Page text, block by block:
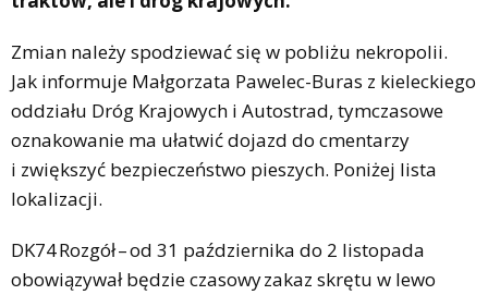
Zmian należy spodziewać się w pobliżu nekropolii.
Jak informuje Małgorzata Pawelec-Buras z kieleckiego
oddziału Dróg Krajowych i Autostrad, tymczasowe
oznakowanie ma ułatwić dojazd do cmentarzy
i zwiększyć bezpieczeństwo pieszych. Poniżej lista
lokalizacji.
DK74 Rozgół – od 31 października do 2 listopada
obowiązywał będzie czasowy zakaz skrętu w lewo